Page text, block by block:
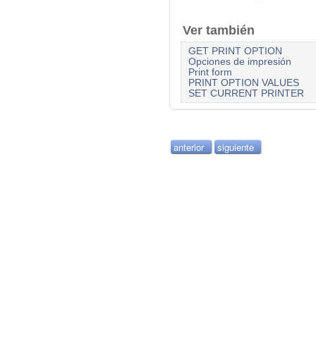
Ver también
GET PRINT OPTION
Opciones de impresión
Print form
PRINT OPTION VALUES
SET CURRENT PRINTER
anterior siguiente